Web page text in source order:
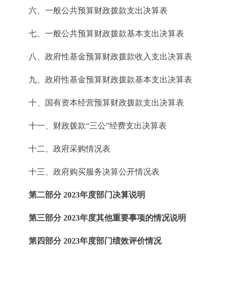
六、一般公共预算财政拨款支出决算表
七、一般公共预算财政拨款基本支出决算表
八、政府性基金预算财政拨款收入支出决算表
九、政府性基金预算财政拨款基本支出决算表
十、国有资本经营预算财政拨款支出决算表
十一、财政拨款“三公”经费支出决算表
十二、政府采购情况表
十三、政府购买服务决算公开情况表
第二部分 2023年度部门决算说明
第三部分 2023年度其他重要事项的情况说明
第四部分 2023年度部门绩效评价情况